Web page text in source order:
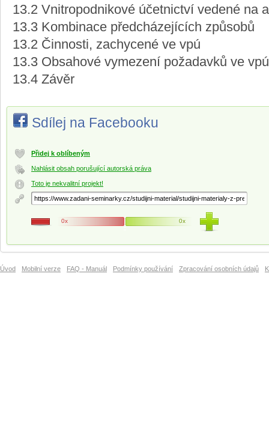
13.2 Vnitropodnikové účetnictví vedené na
13.3 Kombinace předcházejících způsobů
13.2 Činnosti, zachycené ve vpú
13.3 Obsahové vymezení požadavků ve
13.4 Závěr
Sdílej na Facebooku
Přidej k oblíbeným
Nahlásit obsah porušující autorská práva
Toto je nekvalitní projekt!
0x 0x
Úvod Mobilní verze FAQ - Manuál Podmínky používání Zpracování osobních údajů